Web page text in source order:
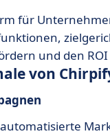
für
und den
von